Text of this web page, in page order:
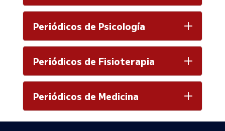
Periódicos de Psicología
Periódicos de Fisioterapia
Periódicos de Medicina